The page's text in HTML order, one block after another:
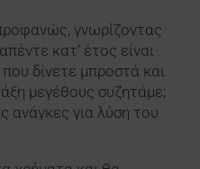
γνωρίζοντας
κατ’ έτος είναι
δίνετε μπροστά και
μεγέθους συζητάμε;
ανάγκες για λύση του